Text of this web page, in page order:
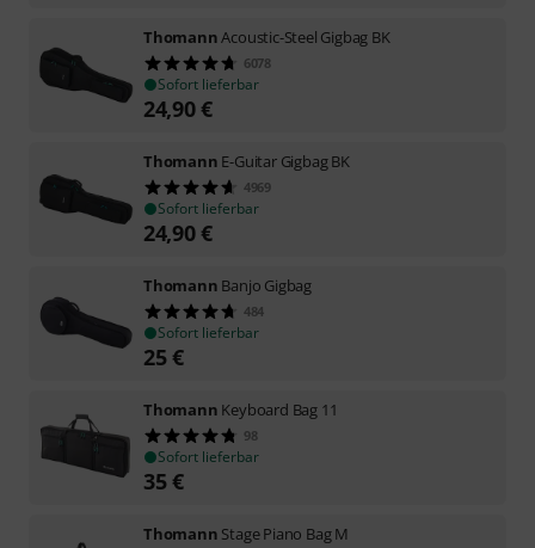
ThomannAcoustic-Steel Gigbag BK
6078
Sofort lieferbar
24,90€
Thomann E-Guitar Gigbag BK
4969
Sofort lieferbar
24,90€
Thomann Banjo Gigbag
484
Sofort lieferbar
25€
Thomann Keyboard Bag 11
98
Sofort lieferbar
35€
Thomann Stage Piano Bag M